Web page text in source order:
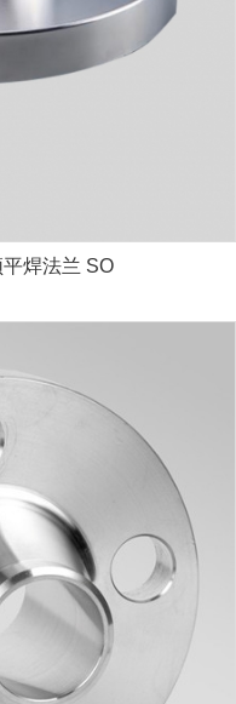
焊法兰 SO